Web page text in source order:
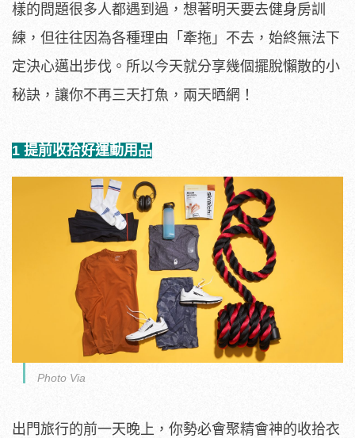
樣的問題很多人都遇到過，想著明天要去健身房訓
練，但往往因為各種理由「牽拖」不去，始終無法下
定決心邁出步伐。所以今天就分享幾個擺脫懶散的小
秘訣，讓你不再三天打魚，兩天晒網！
1 提前收拾好運動用品
Photo Via
出門旅行的前一天晚上，你勢必會聚精會神的收拾衣